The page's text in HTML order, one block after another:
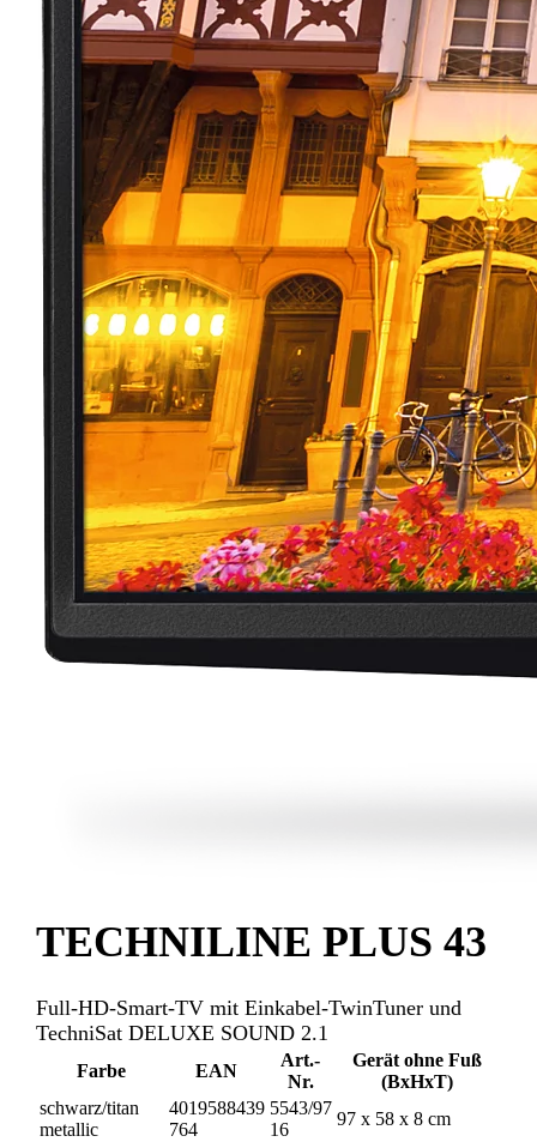
TECHNILINE PLUS 43
Full-HD-Smart-TV mit Einkabel-TwinTuner und
TechniSat DELUXE SOUND 2.1
Farbe EAN
Art.-
Nr.
Gerät ohne Fuß
(BxHxT)
schwarz/titan
metallic
4019588439
764
5543/97
16
97 x 58 x 8 cm